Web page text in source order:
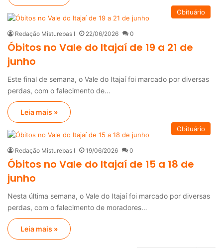
Obituário
Redação Misturebas I 22/06/2026 0
Óbitos no Vale do Itajaí de 19 a 21 de
junho
Este final de semana, o Vale do Itajaí foi marcado por diversas
perdas, com o falecimento de…
Leia mais »
Obituário
Redação Misturebas I 19/06/2026 0
Óbitos no Vale do Itajaí de 15 a 18 de
junho
Nesta última semana, o Vale do Itajaí foi marcado por diversas
perdas, com o falecimento de moradores…
Leia mais »